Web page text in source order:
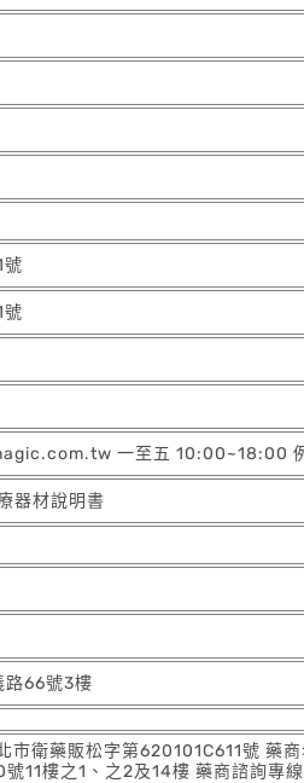
一至五 10:00~18:00
器材說明書
路66號3樓
衛藥販松字第620101C611號 藥
11樓之1、之2及14樓 藥商諮詢專